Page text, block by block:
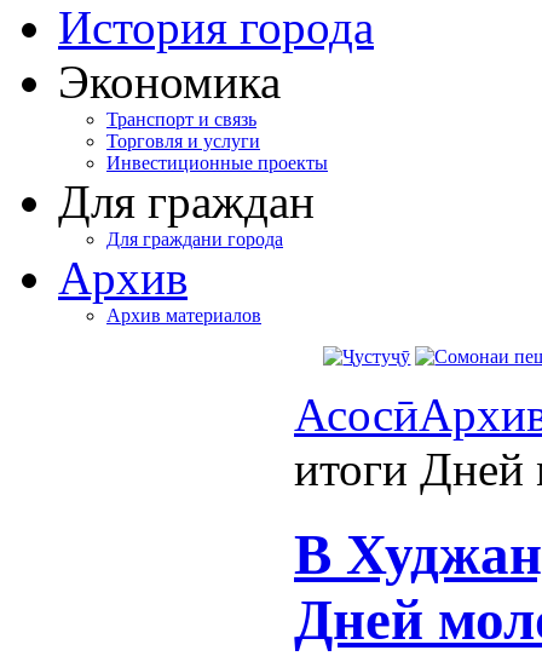
История города
Экономика
Транспорт и связь
Торговля и услуги
Инвестиционные проекты
Для граждан
Для граждани города
Архив
Архив материалов
Асосӣ
итоги
В
Дней